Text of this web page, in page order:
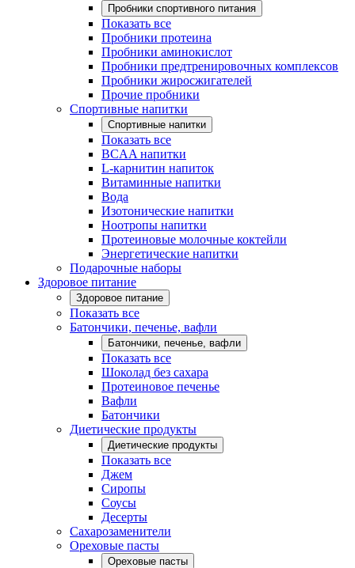
Пробники спортивного питания
Показать все
Пробники протеина
Пробники аминокислот
Пробники предтренировочных комплексов
Пробники жиросжигателей
Прочие пробники
Спортивные напитки
Спортивные напитки
Показать все
BCAA напитки
L-карнитин напиток
Витаминные напитки
Вода
Изотонические напитки
Ноотропы напитки
Протеиновые молочные коктейли
Энергетические напитки
Подарочные наборы
Здоровое питание
Здоровое питание
Показать все
Батончики, печенье, вафли
Батончики, печенье, вафли
Показать все
Шоколад без сахара
Протеиновое печенье
Вафли
Батончики
Диетические продукты
Диетические продукты
Показать все
Джем
Сиропы
Соусы
Десерты
Сахарозаменители
Ореховые пасты
Ореховые пасты